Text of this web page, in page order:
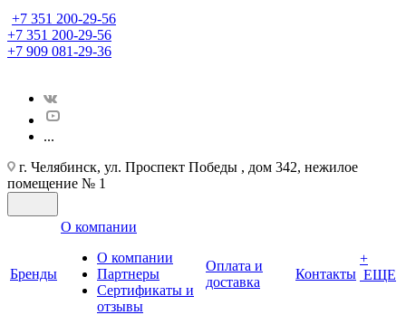
+7 351 200-29-56
+7 351 200-29-56
+7 909 081-29-36
...
г. Челябинск, ул. Проспект Победы , дом 342, нежилое
помещение № 1
Бренды
О компании
О компании
Партнеры
Cертификаты и
отзывы
Оплата и
доставка
Контакты
+
ЕЩЕ